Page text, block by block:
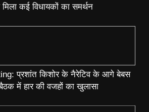
कई विधायकों का समर्थन
प्रशांत किशोर के नैरेटिव के आगे बेबस
बैठक में हार की वजहों का खुलासा